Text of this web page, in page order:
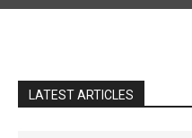
LATEST ARTICLES